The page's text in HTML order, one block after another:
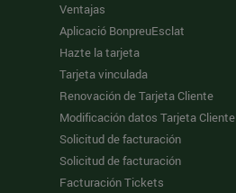
Ventajas
Aplicació BonpreuEsclat
Hazte la tarjeta
Tarjeta vinculada
Renovación de Tarjeta Cliente
Modificación datos Tarjeta Cliente
Solicitud de facturación
Solicitud de facturación
Facturación Tickets